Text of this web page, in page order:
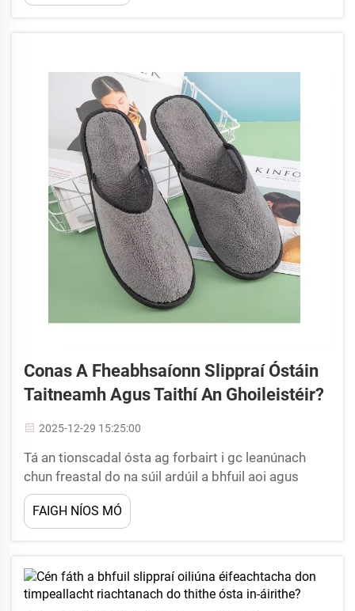
oiriúnach a thrácht. Ní féidir...
Conas A Fheabhsaíonn Slippraí Óstáin
Taitneamh Agus Taithí An Ghoileistéir?
2025-12-29 15:25:00
Tá an tionscadal ósta ag forbairt i gc leanúnach
chun freastal do na súil ardúil a bhfuil aoi agus
tábhacht mhór leagtha ar mhíreáin taitneamh a
chinntiúint taitneamh iomlán. I measc na míreáin
riachtanacha seo, tá slipíní óstá ag éirí mar
FAIGH NÍOS MÓ